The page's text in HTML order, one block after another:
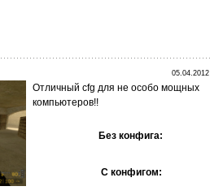
Отличный cfg для не особо мощных
компьютеров!!
Без конфига:
С конфигом: